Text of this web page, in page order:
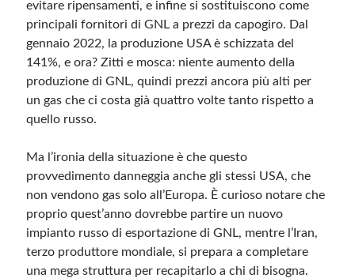
evitare ripensamenti, e infine si sostituiscono come
principali fornitori di GNL a prezzi da capogiro. Dal
gennaio 2022, la produzione USA è schizzata del
141%, e ora? Zitti e mosca: niente aumento della
produzione di GNL, quindi prezzi ancora più alti per
un gas che ci costa già quattro volte tanto rispetto a
quello russo.
Ma l’ironia della situazione è che questo
provvedimento danneggia anche gli stessi USA, che
non vendono gas solo all’Europa. È curioso notare che
proprio quest’anno dovrebbe partire un nuovo
impianto russo di esportazione di GNL, mentre l’Iran,
terzo produttore mondiale, si prepara a completare
una mega struttura per recapitarlo a chi di bisogna.